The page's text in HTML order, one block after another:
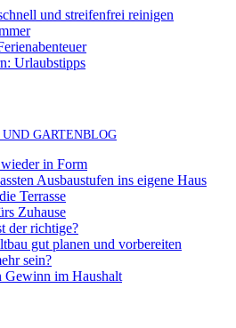
und streifenfrei reinigen
Urlaubstipps
GARTENBLOG
in Form
Ausbaustufen ins eigene Haus
Terrasse
Zuhause
der richtige?
gut planen und vorbereiten
sein?
Gewinn im Haushalt